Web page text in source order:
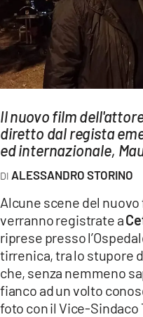
Streaming
LAC TV
LAC NETWORK
LAC ONAIR
LaC
Network
LACONAIR.IT
LACITYMAG.IT
ILREGGINO.IT
COSENZACHANNEL.IT
Il nuovo film
diretto dal regista
ed internazionale,
ALESSANDRO STORINO
Alcune scene del
verranno registrate a
riprese presso
tirrenica, tra lo stupore
che, senza nemmeno
fianco ad un volto
foto con il Vice-Sindaco